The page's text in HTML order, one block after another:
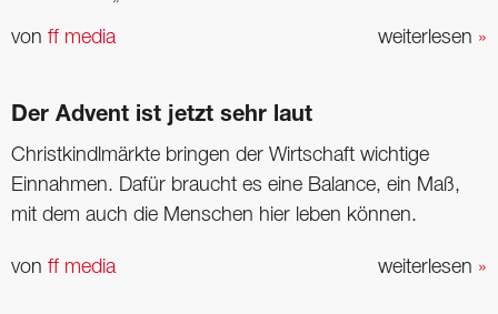
weiterlesen »
von ff media
Der Advent ist jetzt sehr laut
Christkindlmärkte bringen der Wirtschaft wichtige
Einnahmen. Dafür braucht es eine Balance, ein Maß,
mit dem auch die Menschen hier leben können.
weiterlesen »
von ff media